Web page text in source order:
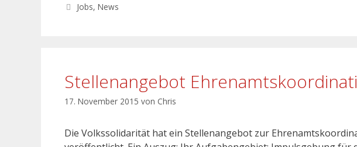
Jobs,News
Stellenangebot
17. November 2015 von Chris
Die Volkssolidarität hat ein Stellenangebot zur